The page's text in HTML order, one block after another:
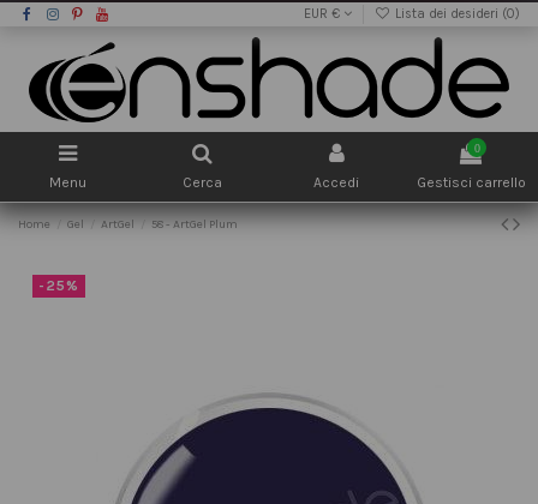
EUR € Lista dei desideri (0)
Menu Cerca Accedi
0
Gestisci carrello
Home Gel ArtGel 58 - ArtGel Plum
-25%